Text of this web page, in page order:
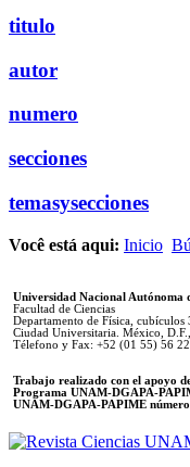
titulo
autor
numero
secciones
temasysecciones
Você está aqui: Inicio
Universidad Nacional Autónoma
Facultad de Ciencias
Departamento de Física, cubículos
Ciudad Universitaria. México, D.F.,
Télefono y Fax: +52 (01 55) 56
Trabajo realizado con el apoyo
Programa UNAM-DGAPA-
UNAM-DGAPA-PAPIME